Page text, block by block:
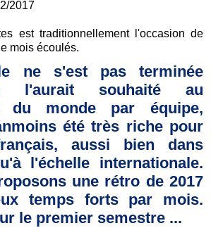
2017
est traditionnellement l'occasion de
mois écoulés.
ne s'est pas terminée
l'aurait souhaité au
du monde par équipe,
été très riche pour
aussi bien dans
l'échelle internationale.
une rétro de 2017
temps forts par mois.
le premier semestre ...